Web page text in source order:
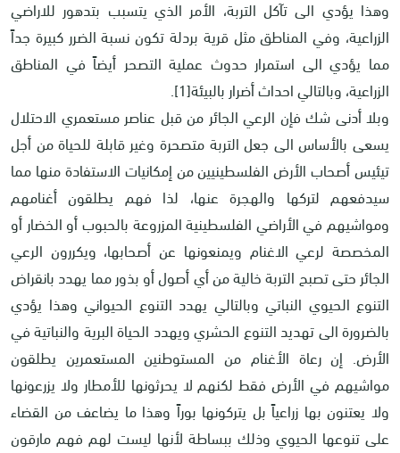
وهذا يؤدي الى تآكل التربة، الأمر الذي يتسبب بتدهور للاراضي
الزراعية، وفي المناطق مثل قرية بردلة تكون نسبة الضرر كبيرة جداً
مما يؤدي الى استمرار حدوث عملية التصحر أيضاً في المناطق
الزراعية، وبالتالي احداث أضرار بالبيئة[1].
وبلا أدنى شك فإن الرعي الجائر من قبل عناصر مستعمري الاحتلال
يسعى بالأساس الى جعل التربة متصحرة وغير قابلة للحياة من أجل
تيئيس أصحاب الأرض الفلسطينيين من إمكانيات الاستفادة منها مما
سيدفعهم لتركها والهجرة عنها، لذا فهم يطلقون أغنامهم
ومواشيهم في الأراضي الفلسطينية المزروعة بالحبوب أو الخضار أو
المخصصة لرعي الاغنام ويمنعونها عن أصحابها، ويكررون الرعي
الجائر حتى تصبح التربة خالية من أي أصول أو بذور مما يهدد بانقراض
التنوع الحيوي النباتي وبالتالي يهدد التنوع الحيواني وهذا يؤدي
بالضرورة الى تهديد التنوع الحشري ويهدد الحياة البرية والنباتية في
الأرض. إن رعاة الأغنام من المستوطنين المستعمرين يطلقون
مواشيهم في الأرض فقط لكنهم لا يحرثونها للأمطار ولا يزرعونها
ولا يعتنون بها زراعياً بل يتركونها بوراً وهذا ما يضاعف من القضاء
على تنوعها الحيوي وذلك ببساطة لأنها ليست لهم فهم مارقون